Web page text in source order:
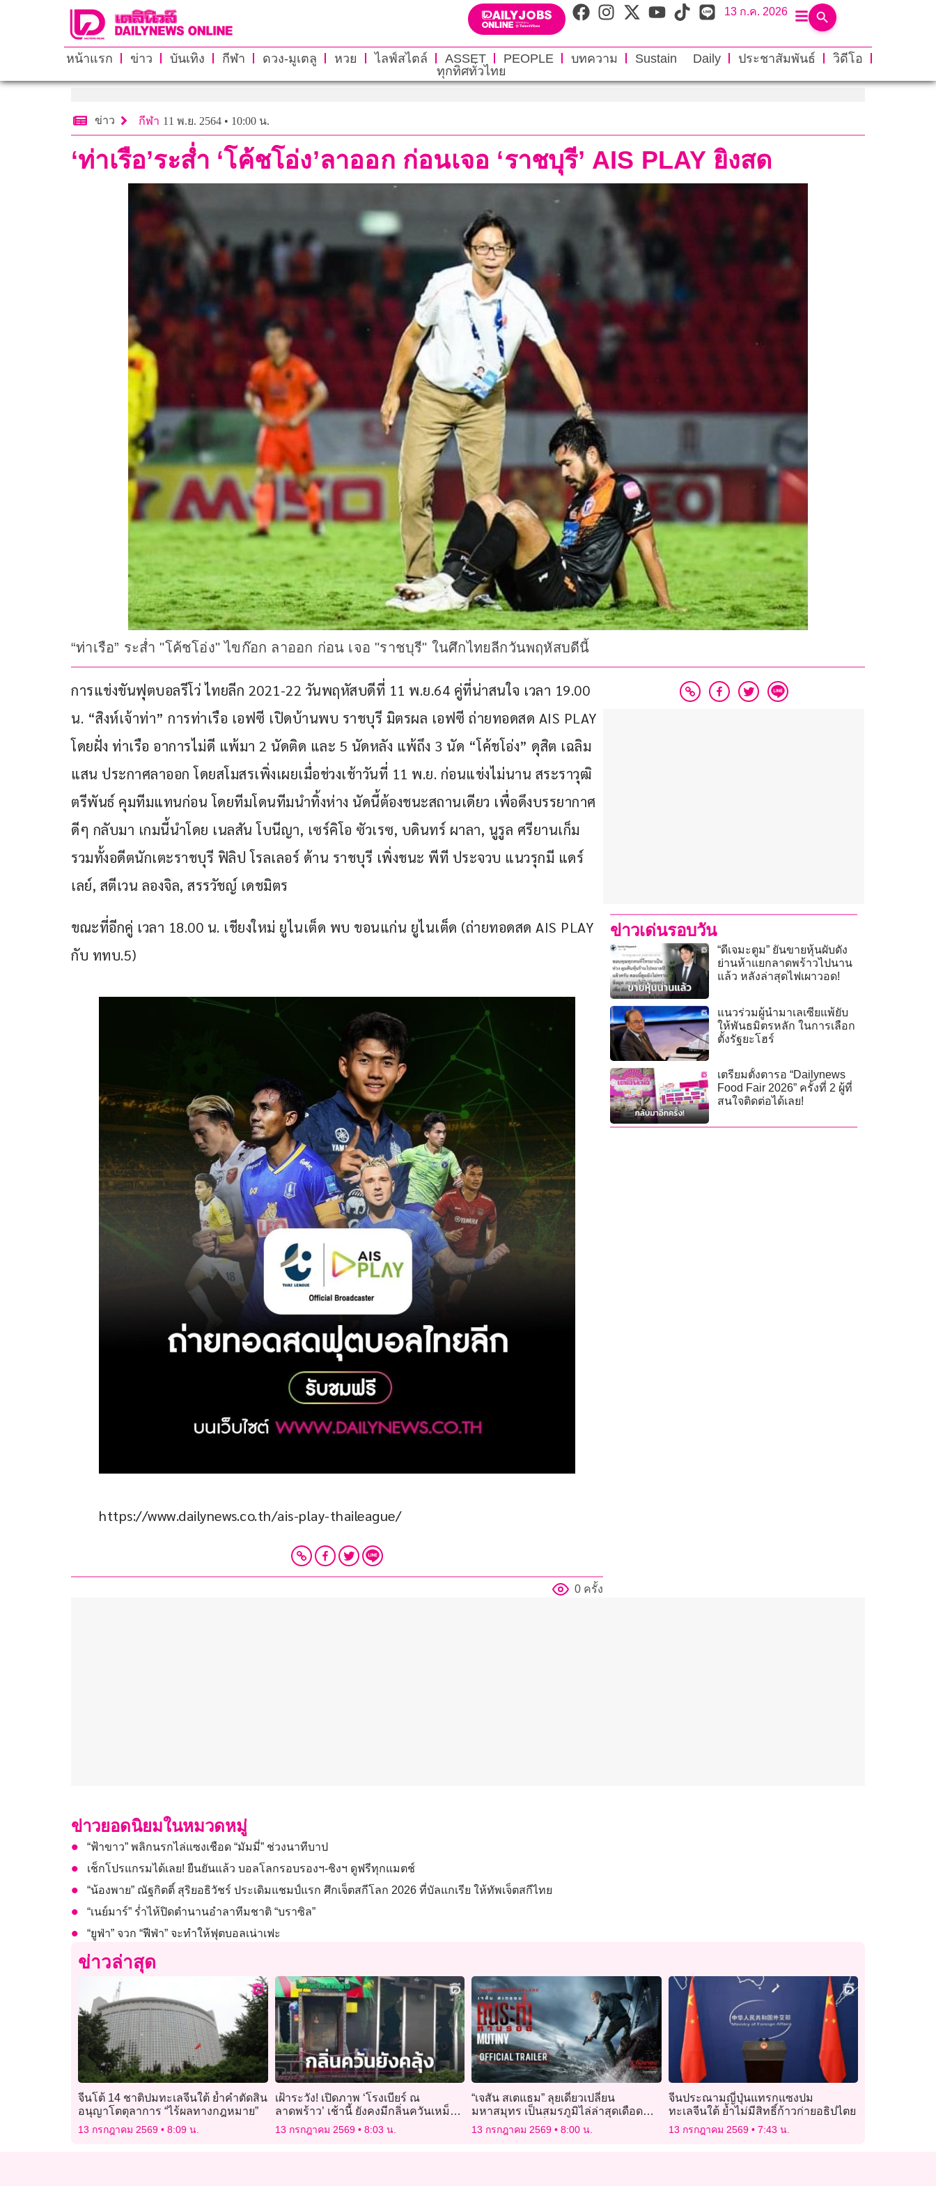
13 ก.ค. 2026
หน้าแรก ข่าว บันเทิง กีฬา ดวง-มูเตลู หวย ไลฟ์สไตล์ ASSET PEOPLE บทความ Sustain Daily ประชาสัมพันธ์
วิดีโอ
ทุกทิศทั่วไทย
ข่าว กีฬา 11 พ.ย. 2564 • 10:00 น.
‘ท่าเรือ’ระส่ำ ‘โค้ชโอ่ง’ลาออก ก่อนเจอ ‘ราชบุรี’ AIS PLAY ยิงสด
“ท่าเรือ” ระส่ำ "โค้ชโอ่ง" ไขก๊อก ลาออก ก่อน เจอ "ราชบุรี" ในศึกไทยลีกวันพฤหัสบดีนี้
การแข่งขันฟุตบอลรีโว่ ไทยลีก 2021-22 วันพฤหัสบดีที่ 11 พ.ย.64 คู่ที่น่าสนใจ เวลา 19.00
น. “สิงห์เจ้าท่า” การท่าเรือ เอฟซี เปิดบ้านพบ ราชบุรี มิตรผล เอฟซี ถ่ายทอดสด AIS PLAY
โดยฝั่ง ท่าเรือ อาการไม่ดี แพ้มา 2 นัดติด และ 5 นัดหลัง แพ้ถึง 3 นัด “โค้ชโอ่ง” ดุสิต เฉลิม
แสน ประกาศลาออก โดยสโมสรเพิ่งเผยเมื่อช่วงเช้าวันที่ 11 พ.ย. ก่อนแข่งไม่นาน สระราวุฒิ
ตรีพันธ์ คุมทีมแทนก่อน โดยทีมโดนทีมนำทิ้งห่าง นัดนี้ต้องชนะสถานเดียว เพื่อดึงบรรยากาศ
ดีๆ กลับมา เกมนี้นำโดย เนลสัน โบนีญา, เซร์คิโอ ซัวเรซ, บดินทร์ ผาลา, นูรูล ศรียานเก็ม
รวมทั้งอดีตนักเตะราชบุรี ฟิลิป โรลเลอร์ ด้าน ราชบุรี เพิ่งชนะ พีที ประจวบ แนวรุกมี แดร์
เลย์, สตีเวน ลองจิล, สรรวัชญ์ เดชมิตร
ขณะที่อีกคู่ เวลา 18.00 น. เชียงใหม่ ยูไนเต็ด พบ ขอนแก่น ยูไนเต็ด (ถ่ายทอดสด AIS PLAY
กับ ททบ.5)
https://www.dailynews.co.th/ais-play-thaileague/
0 ครั้ง
ข่าวเด่นรอบวัน
“ดีเจมะตูม” ยันขายหุ้นผับดัง
ย่านห้าแยกลาดพร้าวไปนาน
แล้ว หลังล่าสุดไฟเผาวอด!
แนวร่วมผู้นำมาเลเซียแพ้ยับ
ให้พันธมิตรหลัก ในการเลือก
ตั้งรัฐยะโฮร์
เตรียมตั้งตารอ “Dailynews
Food Fair 2026” ครั้งที่ 2 ผู้ที่
สนใจติดต่อได้เลย!
ข่าวยอดนิยมในหมวดหมู่
“ฟ้าขาว” พลิกนรกไล่แซงเชือด “มัมมี่” ช่วงนาทีบาป
เช็กโปรแกรมได้เลย! ยืนยันแล้ว บอลโลกรอบรองฯ-ชิงฯ ดูฟรีทุกแมตช์
“น้องพาย” ณัฐกิตติ์ สุริยอธิวัชร์ ประเดิมแชมป์แรก ศึกเจ็ตสกีโลก 2026 ที่บัลแกเรีย ให้ทัพเจ็ตสกีไทย
“เนย์มาร์” ร่ำไห้ปิดตำนานอำลาทีมชาติ “บราซิล”
“ยูฟ่า” จวก “ฟีฟ่า” จะทำให้ฟุตบอลเน่าเฟะ
ข่าวล่าสุด
จีนโต้ 14 ชาติปมทะเลจีนใต้ ย้ำคำตัดสิน
อนุญาโตตุลาการ “ไร้ผลทางกฎหมาย”
13 กรกฎาคม 2569 8:09 น.
เฝ้าระวัง! เปิดภาพ ‘โรงเบียร์ ณ
ลาดพร้าว’ เช้านี้ ยังคงมีกลิ่นควันเหม็น
ไหม้คลุ้ง
13 กรกฎาคม 2569 8:03 น.
“เจสัน สเตแธม” ลุยเดี่ยวเปลี่ยน
มหาสมุทร เป็นสมรภูมิไล่ล่าสุดเดือด
“Mutiny คนระห่ำห้ามรอด”
13 กรกฎาคม 2569 8:00 น.
จีนประณามญี่ปุ่นแทรกแซงปม
ทะเลจีนใต้ ย้ำไม่มีสิทธิ์ก้าวก่ายอธิปไตย
13 กรกฎาคม 2569 7:43 น.